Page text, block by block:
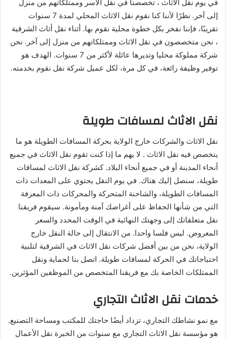
في يوم نقل الاثاث ، تخصصنا في نقل الأسر وممتلكاتهم من منزل
إلى آخر. نظرًا لأننا كنا نقوم نقل الاثاث المحلي لمدة 7 سنوات
تقريبًا، فإننا نفخر بكل خطوة محلية نقوم بها. أثناء نقل أثاث الشرقية
، نحن متخصصون في نقل الاثاث وممتلكاتهم من منزل إلى آخر. نحن
شركة مملوكة محليا وتديرها عائلة لأكثر من 7 سنوات. الهدف هو
توفير وظيفة رائعة، في كل مرة، لكل عميل شركة نقل نقوم بخدمته.
نقل الاثاث لمسافات طويلة
نقل الاثاث والشركات خارج الولاية بحركة المسافات الطويلة هو ما
يتخصص فيه نقل الاثاث . لا يهم ما إذا كنت تقوم نقل الاثاث في جميع
أنحاء المدينة أو في جميع أنحاء البلاد. كشركة نقل الاثاث لمسافات
طويلة، سنصل إليك هناك. في يوم النقل يحتوي على المعدات ذات
المسافات الطويلة، والشاحنة المتحركة والمحركات ذات المعرفة
التي من شأنها الحفاظ على أغراضك آمنة ومأمونة. سيقوم فريقنا
نقل متعلقاتك إلى وجهتك النهائية في الوقت المحدد والسعر
المعروض. ليس فلسا واحدا. من الانتقال إلى حالة النقل خارج
الولاية، نحن من بين أفضل شركات نقل الاثاث في الشرقية لتلبية
احتياجاتك في الحركة لمسافات طويلة. اتصل بنا لحماية ونقل
الممتلكات الخاصة بك مع فريقنا المتخصص من الموظفين المؤثرين.
خدمات نقل الاثاث التجاري
مع نمو نشاطك التجاري، تزداد أيضًا حاجتك للمكتب ومساحة التصنيع.
هو مؤسسة نقل الاثاث التجاري مع سنوات من الخبرة نقل الأعمال